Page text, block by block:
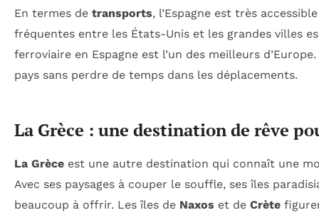
En termes de transports, l’Espagne est très
fréquentes entre les États-Unis et les grandes villes
ferroviaire en Espagne est l’un des meilleurs
pays sans perdre de temps dans les déplacements.
La Grèce : une destination de rêve
La Grèce est une autre destination qui connaît une
Avec ses paysages à couper le souffle, ses îles
beaucoup à offrir. Les îles de Naxos et de Crète